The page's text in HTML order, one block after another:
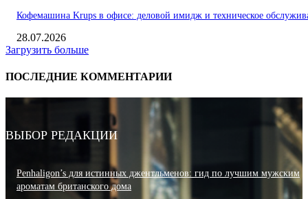
Кофемашина Krups в офисе: деловой имидж и техническое
28.07.2026
Загрузить больше
ПОСЛЕДНИЕ КОММЕНТАРИИ
ВЫБОР РЕДАКЦИИ
Penhaligon’s для истинных джентльменов: гид по лучшим мужским
ароматам британского дома